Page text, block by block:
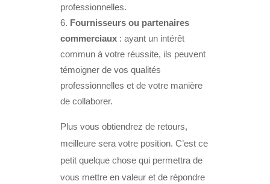
professionnelles.
Fournisseurs ou partenaires
commerciaux : ayant un intérêt
commun à votre réussite, ils peuvent
témoigner de vos qualités
professionnelles et de votre manière
de collaborer.
Plus vous obtiendrez de retours,
meilleure sera votre position. C’est ce
petit quelque chose qui permettra de
vous mettre en valeur et de répondre